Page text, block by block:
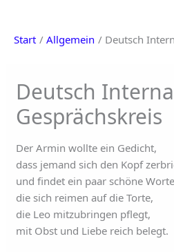
springen
Start Allgemein Deutsch
Deutsch
Gesprächskreis
Der Armin wollte ein Gedicht,
dass jemand sich den Kopf
und findet ein paar schöne
die sich reimen auf die Torte,
die Leo mitzubringen pflegt,
mit Obst und Liebe reich belegt.